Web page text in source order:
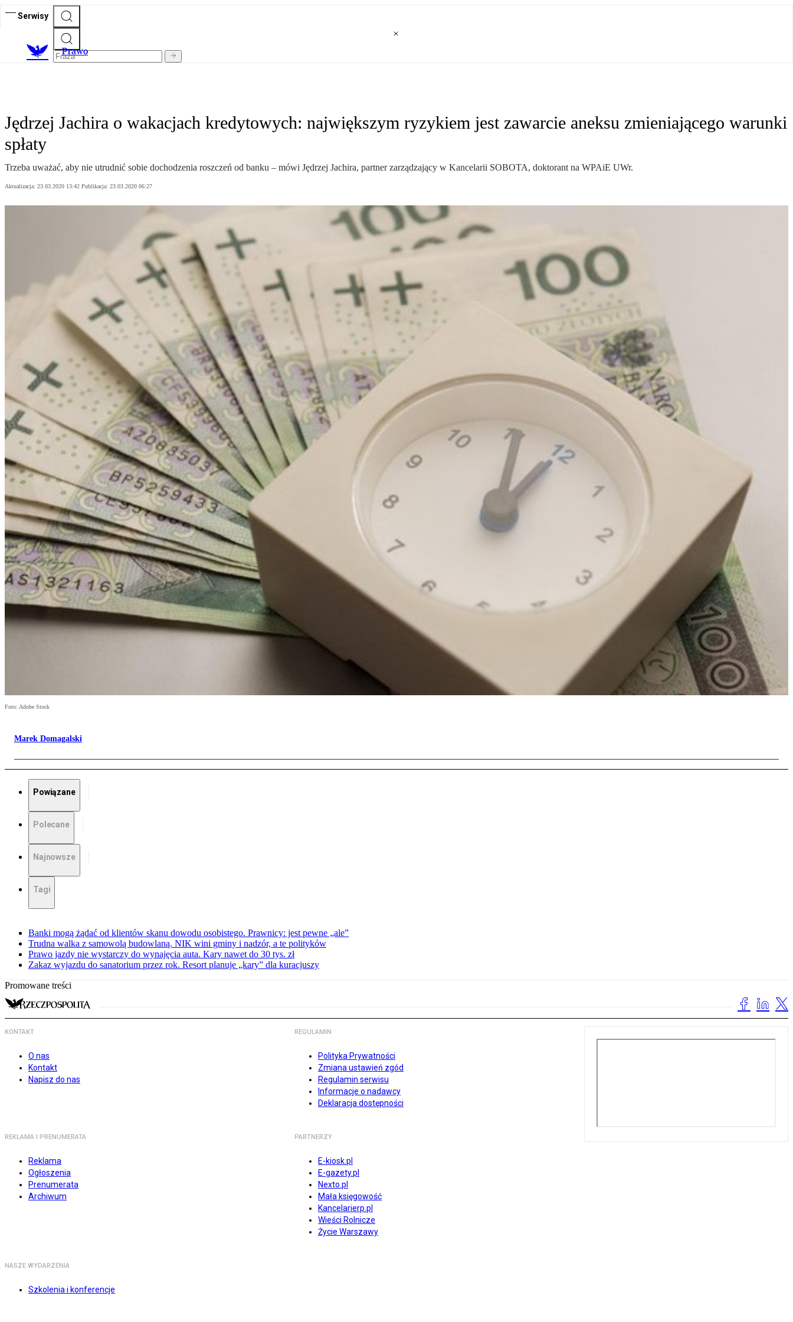
Serwisy
Prawo
Jędrzej Jachira o wakacjach kredytowych: największym ryzykiem jest zawarcie aneksu zmieniającego warunki
spłaty
Trzeba uważać, aby nie utrudnić sobie dochodzenia roszczeń od banku – mówi Jędrzej Jachira, partner zarządzający w Kancelarii SOBOTA, doktorant na WPAiE UWr.
Aktualizacja: 23.03.2020 13:42 Publikacja: 23.03.2020 06:27
Foto: Adobe Stock
Marek Domagalski
Powiązane
Polecane
Najnowsze
Tagi
Banki mogą żądać od klientów skanu dowodu osobistego. Prawnicy: jest pewne „ale”
Trudna walka z samowolą budowlaną. NIK wini gminy i nadzór, a te polityków
Prawo jazdy nie wystarczy do wynajęcia auta. Kary nawet do 30 tys. zł
Zakaz wyjazdu do sanatorium przez rok. Resort planuje „kary” dla kuracjuszy
Promowane treści
KONTAKT
O nas
Kontakt
Napisz do nas
REGULAMIN
Polityka Prywatności
Zmiana ustawień zgód
Regulamin serwisu
Informacje o nadawcy
Deklaracja dostępności
REKLAMA I PRENUMERATA
Reklama
Ogłoszenia
Prenumerata
Archiwum
PARTNERZY
E-kiosk.pl
E-gazety.pl
Nexto.pl
Mała księgowość
Kancelarierp.pl
Wieści Rolnicze
Życie Warszawy
NASZE WYDARZENIA
Szkolenia i konferencje